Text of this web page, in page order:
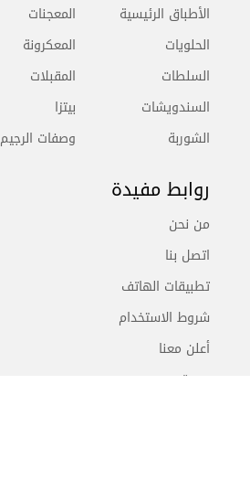
الأطباق الرئيسية
الحلويات
السلطات
السندويشات
الشوربة
المعجنات
المعكرونة
المقبلات
بيتزا
وصفات الرجيم
روابط مفيدة
من نحن
اتصل بنا
تطبيقات الهاتف
شروط الاستخدام
أعلن معنا
سيدتي